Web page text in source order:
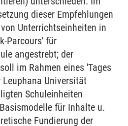
dieser Empfehlungen
Unterrichtseinheiten in
Parcours' für
angestrebt; der
im Rahmen eines 'Tages
Universität
Schuleinheiten
für Inhalte u.
Fundierung der